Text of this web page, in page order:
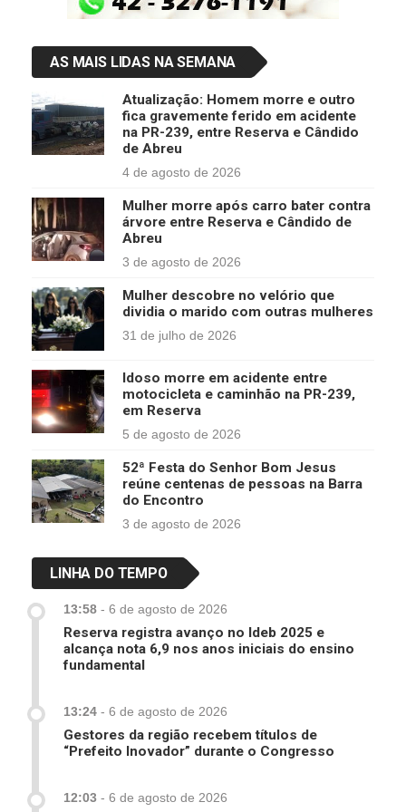
AS MAIS LIDAS NA SEMANA
Atualização: Homem morre e outro
fica gravemente ferido em acidente
na PR-239, entre Reserva e Cândido
de Abreu
4 de agosto de 2026
Mulher morre após carro bater contra
árvore entre Reserva e Cândido de
Abreu
3 de agosto de 2026
Mulher descobre no velório que
dividia o marido com outras mulheres
31 de julho de 2026
Idoso morre em acidente entre
motocicleta e caminhão na PR-239,
em Reserva
5 de agosto de 2026
52ª Festa do Senhor Bom Jesus
reúne centenas de pessoas na Barra
do Encontro
3 de agosto de 2026
LINHA DO TEMPO
13:58 - 6 de agosto de 2026
Reserva registra avanço no Ideb 2025 e
alcança nota 6,9 nos anos iniciais do ensino
fundamental
13:24 - 6 de agosto de 2026
Gestores da região recebem títulos de
“Prefeito Inovador” durante o Congresso
12:03 - 6 de agosto de 2026